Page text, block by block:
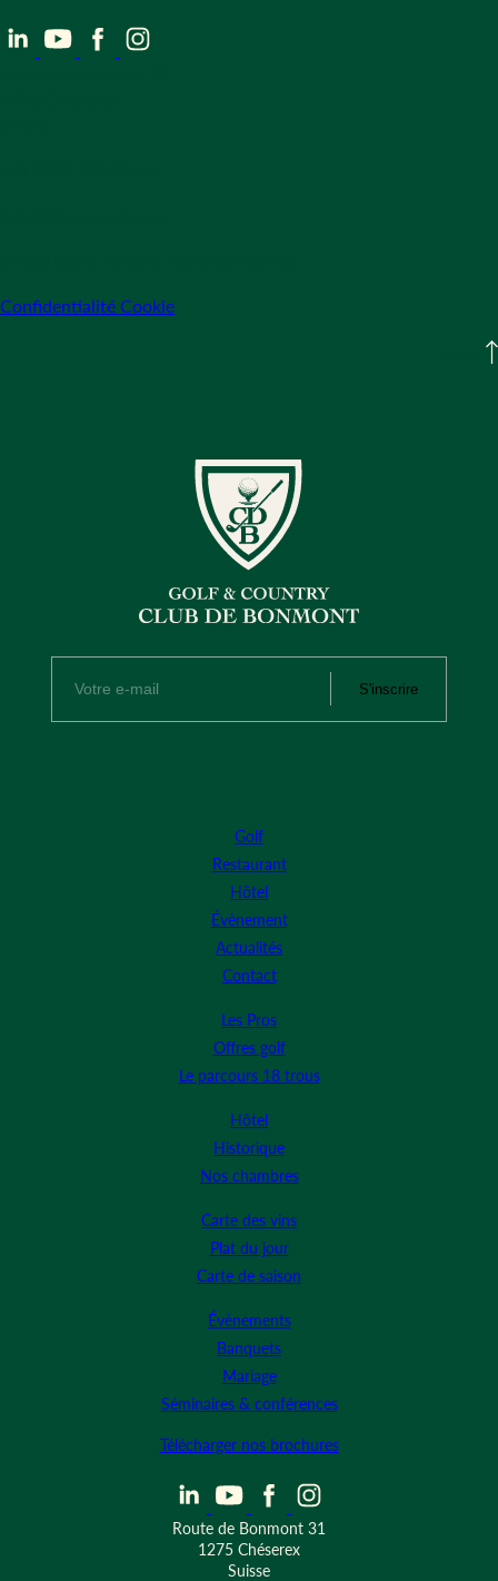
Confidentialité Cookie
S'inscrire
Golf
Restaurant
Hôtel
Évènement
Actualités
Contact
Les Pros
Offres golf
Le parcours 18 trous
Hôtel
Historique
Nos chambres
Carte des vins
Plat du jour
Carte de saison
Évènements
Banquets
Mariage
Séminaires & conférences
Télécharger nos brochures
Route de Bonmont 31
1275 Chéserex
Suisse